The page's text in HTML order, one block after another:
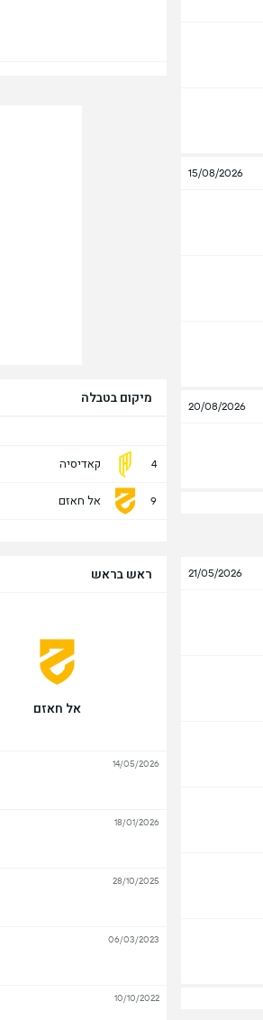
15/08/2026
20/08/2026
21/05/2026
מיקום בטבלה
4 קאדיסיה
9 אל חאזם
ראש בראש
אל חאזם
14/05/2026
18/01/2026
28/10/2025
06/03/2023
10/10/2022